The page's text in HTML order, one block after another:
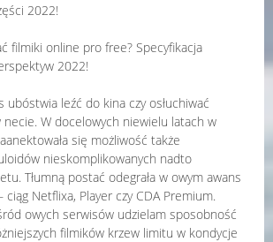
2022!
filmiki online pro free? Specyfikacja
2022!
ubóstwia leźć do kina czy osłuchiwać
W docelowych niewielu latach w
się możliwość także
nieskomplikowanych nadto
Tłumną postać odegrała w owym awans
ciąg Netflixa, Player czy CDA Premium.
owych serwisów udzielam sposobność
filmików krzew limitu w kondycje